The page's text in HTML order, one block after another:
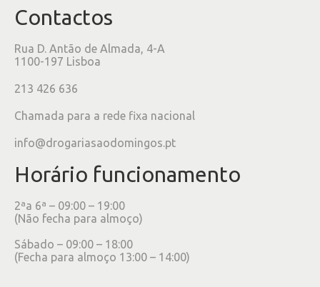
Contactos
Rua D. Antão de Almada, 4-A
1100-197 Lisboa
213 426 636
Chamada para a rede fixa nacional
info@drogariasaodomingos.pt
Horário funcionamento
2ªa 6ª – 09:00 – 19:00
(Não fecha para almoço)
Sábado – 09:00 – 18:00
(Fecha para almoço 13:00 – 14:00)